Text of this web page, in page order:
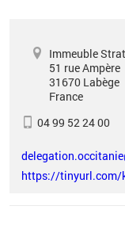
Immeuble
51 rue Ampère
31670 Labège
France
04 99 52 24 00
https://tinyurl.com/